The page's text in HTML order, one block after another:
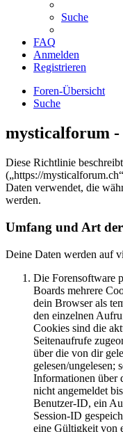
Suche
FAQ
Anmelden
Registrieren
Foren-Übersicht
Suche
mysticalforum
Diese Richtlinie
(„https://
Daten verwendet, die
werden.
Umfang und Art
Deine Daten werden auf
Die Forensoftware
Boards mehrere
dein Browser als
den einzelnen
Cookies sind die
Seitenaufrufe
über die von dir
gelesen/ungelesen;
Informationen über
nicht angemeldet
Benutzer-ID, ein
Session-ID
eine Gültigkeit von